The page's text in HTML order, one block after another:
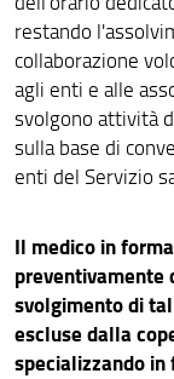
restando
collaborazione
agli enti e alle
svolgono attività
sulla base di
enti del Servizio
Il medico in
preventivamente
svolgimento di
escluse dalla
specializzando in